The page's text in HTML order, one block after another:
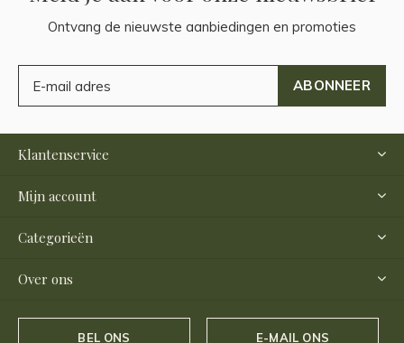
Ontvang de nieuwste aanbiedingen en promoties
ABONNEER
Klantenservice
Mijn account
Categorieën
Over ons
BEL ONS E-MAIL ONS